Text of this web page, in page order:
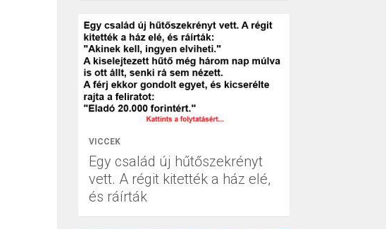
VICCEK
Egy család új hűtőszekrényt
vett. A régit kitették a ház elé,
és ráírták